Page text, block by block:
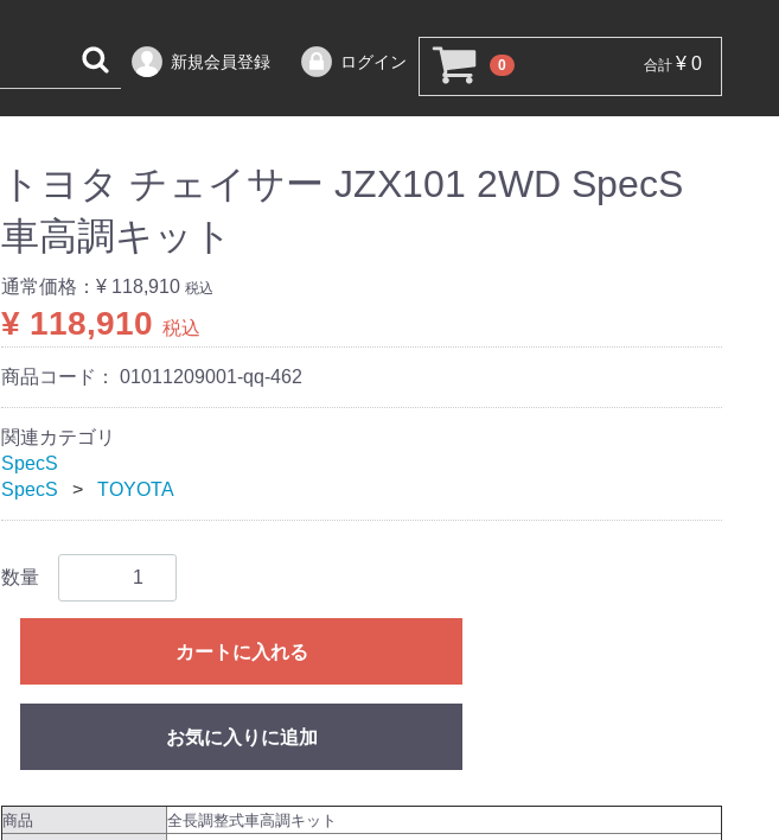
0 合計 ¥ 0
新規会員登録 ログイン
トヨタ チェイサー JZX101 2WD SpecS
車高調キット
通常価格： ¥ 118,910 税込
¥ 118,910 税込
商品コード： 01011209001-qq-462
関連カテゴリ
SpecS
SpecS
TOYOTA
数量
カートに入れる
お気に入りに追加
商品
全長調整式車高調キット